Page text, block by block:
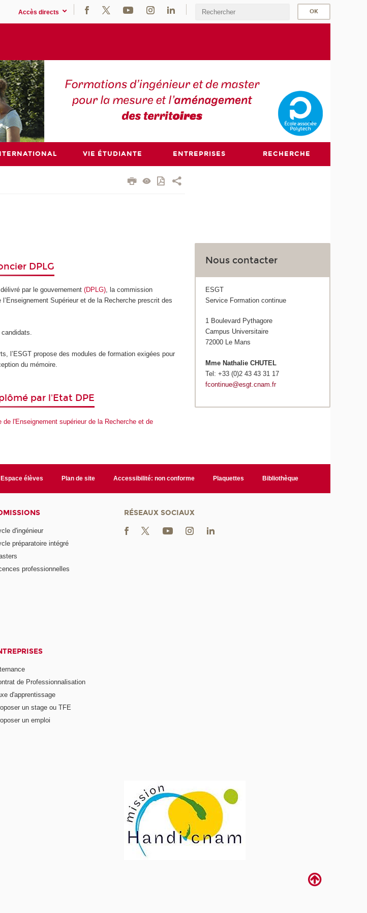
Accès directs
VIE ÉTUDIANTE ENTREPRISES RECHERCHE
DPLG
par le gouvernement(DPLG), la commission
Supérieur et de la Recherche prescrit des
candidats.
l’ESGT propose des modules de formation exigées pour
du mémoire.
par l'Etat DPE
l'Enseignement supérieur de la Recherche et de
Nous contacter
ESGT
Service Formation continue
1 Boulevard Pythagore
Campus Universitaire
72000 Le Mans
Mme Nathalie CHUTEL
Tel: +33 (0)2 43 43 31 17
fcontinue@esgt.cnam.fr
Espace élèves Plan de site Accessibilité: non conforme Plaquettes Bibliothèque
d'ingénieur
préparatoire intégré
professionnelles
de Professionnalisation
d'apprentissage
un stage ou TFE
un emploi
RÉSEAUX SOCIAUX